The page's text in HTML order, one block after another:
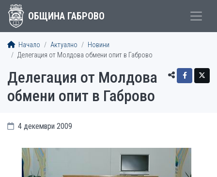
ОБЩИНА ГАБРОВО
Начало Актуално
Новини
Делегация от Молдова обмени опит в Габрово
Делегация от Молдова
обмени опит в Габрово
4 декември 2009